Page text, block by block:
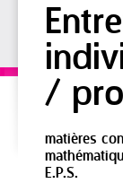
/
matières
E.P.S.